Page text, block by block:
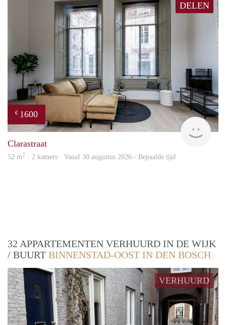
DELEN
€ 1600
Next
Clarastraat
52 m2 · 2 kamers · Vanaf 30 augustus 2026 - Bepaalde tijd
32 APPARTEMENTEN VERHUURD IN DE WIJK
/ BUURT BINNENSTAD-OOST IN DEN BOSCH
VERHUURD